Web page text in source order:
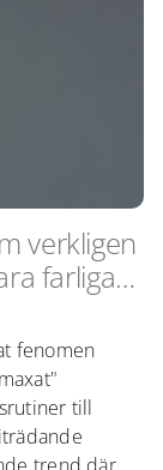
verkligen
farliga…
fenomen
till